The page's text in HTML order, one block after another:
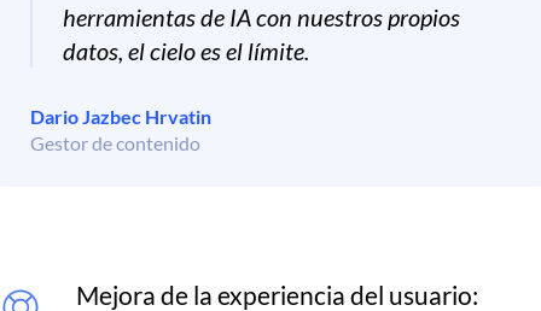
herramientas de IA con nuestros propios
datos, el cielo es el límite.
Dario Jazbec Hrvatin
Gestor de contenido
Mejora de la experiencia del usuario: